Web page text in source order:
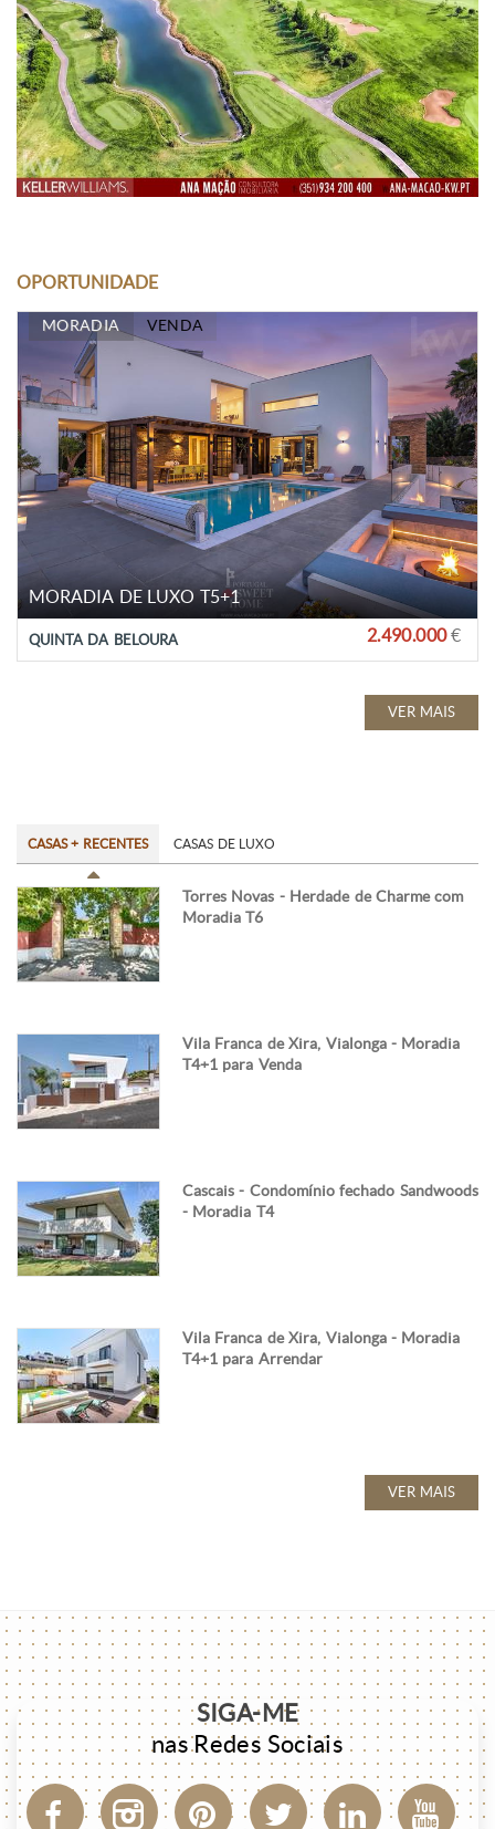
OPORTUNIDADE
MORADIA VENDA
MORADIA DE LUXO T5+1
QUINTA DA BELOURA 2.490.000€
VER MAIS
CASAS + RECENTES CASAS DE LUXO
Torres Novas - Herdade de Charme com
Moradia T6
Vila Franca de Xira, Vialonga - Moradia
T4+1 para Venda
Cascais - Condomínio fechado Sandwoods
- Moradia T4
Vila Franca de Xira, Vialonga - Moradia
T4+1 para Arrendar
VER MAIS
SIGA-ME
nas Redes Sociais